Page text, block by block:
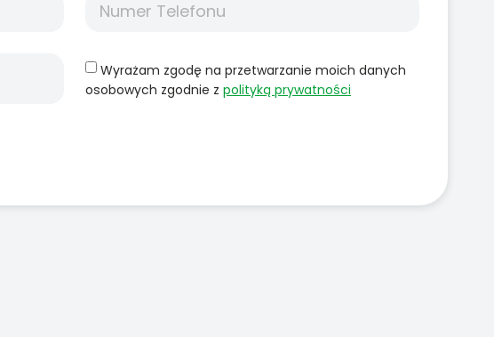
Wyrażam zgodę na przetwarzanie moich danych
osobowych zgodnie z polityką prywatności